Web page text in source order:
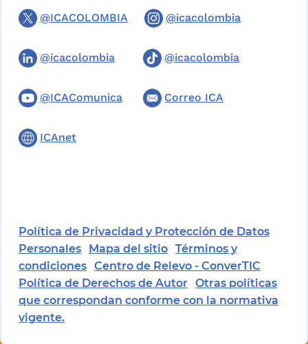
@ICACOLOMBIA @icacolombia
@icacolombia @icacolombia
@ICAComunica Correo ICA
ICAnet
Política de Privacidad y Protección de Datos
Personales
Mapa del sitio Términos y
condiciones Centro de Relevo - ConverTIC
Política de Derechos de Autor Otras políticas
que correspondan conforme con la normativa
vigente.